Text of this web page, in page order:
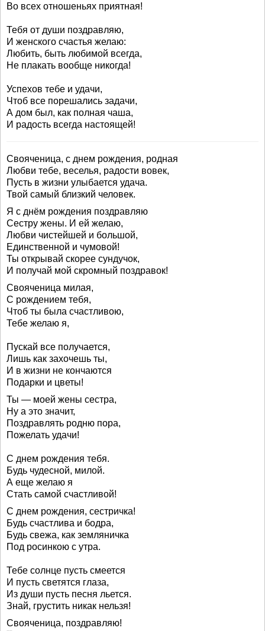
Во всех отношеньях приятная!
Тебя от души поздравляю,
И женского счастья желаю:
Любить, быть любимой всегда,
Не плакать вообще никогда!
Успехов тебе и удачи,
Чтоб все порешались задачи,
А дом был, как полная чаша,
И радость всегда настоящей!
Свояченица, с днем рождения, родная
Любви тебе, веселья, радости вовек,
Пусть в жизни улыбается удача.
Твой самый близкий человек.
Я с днём рождения поздравляю
Сестру жены. И ей желаю,
Любви чистейшей и большой,
Единственной и чумовой!
Ты открывай скорее сундучок,
И получай мой скромный поздравок!
Свояченица милая,
С рождением тебя,
Чтоб ты была счастливою,
Тебе желаю я,
Пускай все получается,
Лишь как захочешь ты,
И в жизни не кончаются
Подарки и цветы!
Ты — моей жены сестра,
Ну а это значит,
Поздравлять родню пора,
Пожелать удачи!
С днем рождения тебя.
Будь чудесной, милой.
А еще желаю я
Стать самой счастливой!
С днем рождения, сестричка!
Будь счастлива и бодра,
Будь свежа, как земляничка
Под росинкою с утра.
Тебе солнце пусть смеется
И пусть светятся глаза,
Из души пусть песня льется.
Знай, грустить никак нельзя!
Свояченица, поздравляю!